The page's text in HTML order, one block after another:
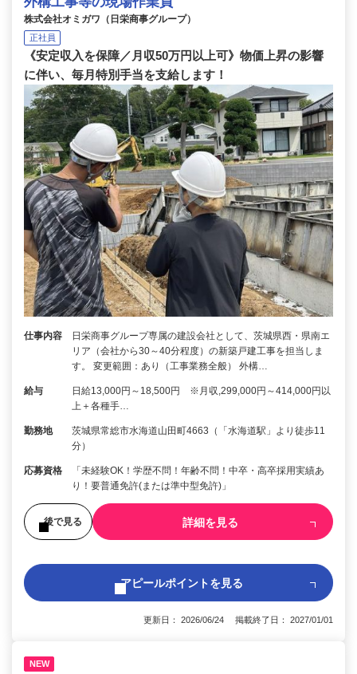
株式会社オミガワ（日栄商事グループ）
正社員
《安定収入を保障／月収50万円以上可》物価上昇の影響
に伴い、毎月特別手当を支給します！
仕事内容
日栄商事グループ専属の建設会社として、茨城県西・県南エ
リア（会社から30～40分程度）の新築戸建工事を担当しま
す。 変更範囲：あり（工事業務全般） 外構…
給与
日給13,000円～18,500円 ※月収,299,000円～414,000円以
上＋各種手…
勤務地
茨城県常総市水海道山田町4663（「水海道駅」より徒歩11
分）
応募資格
「未経験OK！学歴不問！年齢不問！中卒・高卒採用実績あ
り！要普通免許(または準中型免許)」
後で見る 詳細を見る
アピールポイントを見る
更新日： 2026/06/24 掲載終了日： 2027/01/01
NEW